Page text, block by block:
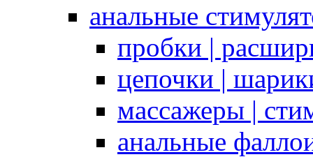
анальные
пробки |
цепочки |
массажеры |
анальные